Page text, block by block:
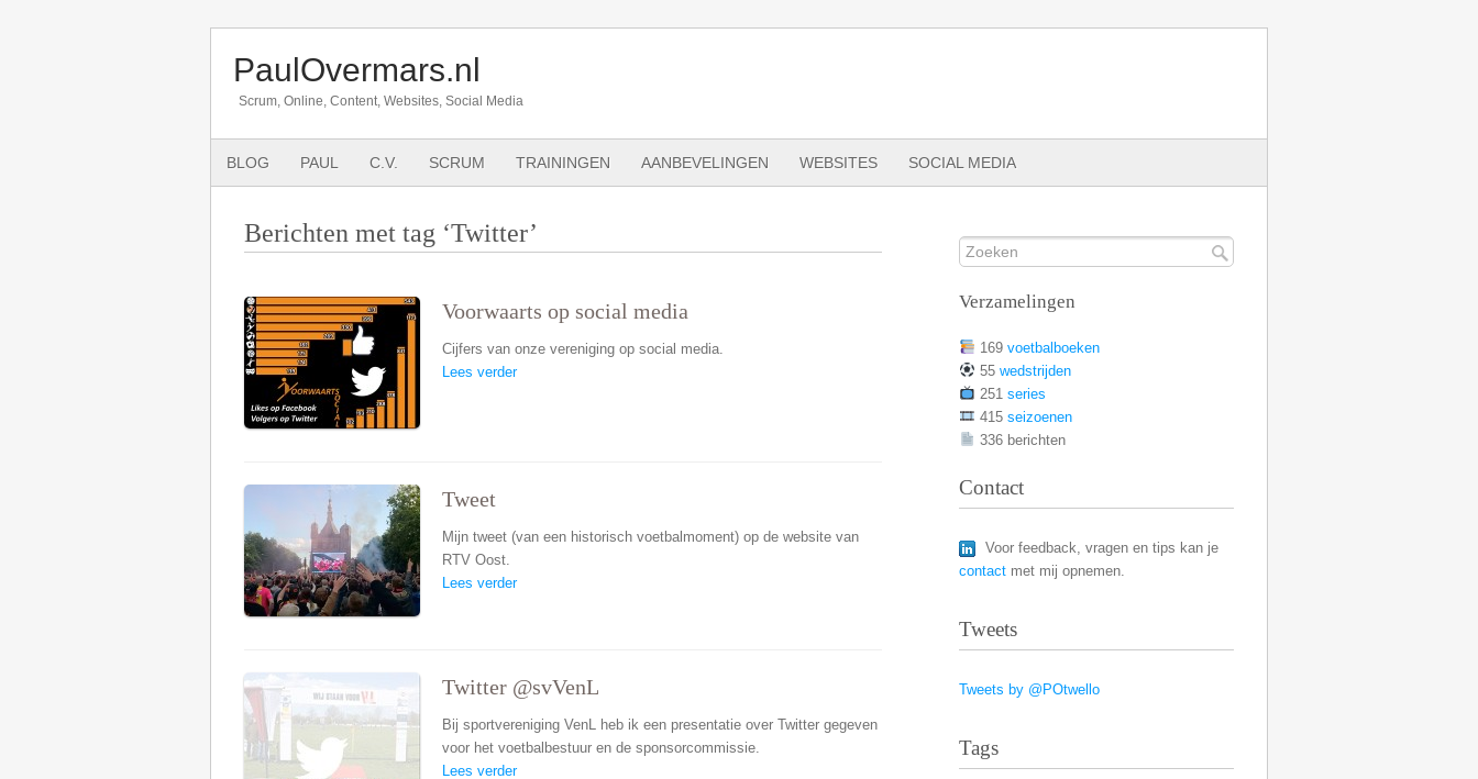
PaulOvermars.nl
Scrum, Online, Content, Websites, Social Media
BLOG PAUL C.V. SCRUM TRAININGEN AANBEVELINGEN WEBSITES SOCIAL MEDIA
Berichten met tag ‘Twitter’
Voorwaarts op social media
Cijfers van onze vereniging op social media.
Lees verder
Tweet
Mijn tweet (van een historisch voetbalmoment) op de website van
RTV Oost.
Lees verder
Twitter @svVenL
Bij sportvereniging VenL heb ik een presentatie over Twitter gegeven
voor het voetbalbestuur en de sponsorcommissie.
Lees verder
Verzamelingen
169 voetbalboeken
55 wedstrijden
251 series
415 seizoenen
336 berichten
Contact
Voor feedback, vragen en tips kan je
contact met mij opnemen.
Tweets
Tweets by @POtwello
Tags